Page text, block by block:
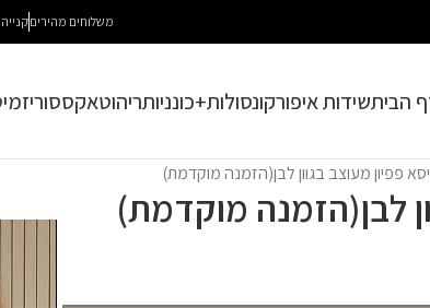
משלוחים מהירים
הביתשידות איפורקונסולות+כונניותריהוטאקססוריז
פפיון מעוצב בגוון לבן(הזמנה מוקדמת)
לבן(הזמנה מוקדמת)